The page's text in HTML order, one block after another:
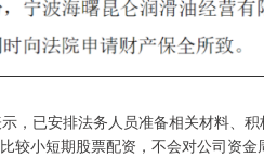
，已安排法务人员准备相关材料、
较小短期股票配资，不会对公司资